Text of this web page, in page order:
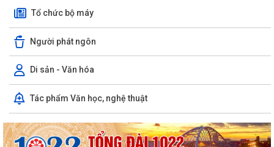
Tổ chức bộ máy
Người phát ngôn
Di sản - Văn hóa
Tác phẩm Văn học, nghệ thuật